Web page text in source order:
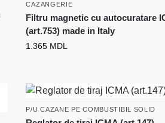
CAZANGERIE
Filtru magnetic cu autocuratare
(art.753) made in Italy
1.365 MDL
P/U CAZANE PE COMBUSTIBIL SOLID